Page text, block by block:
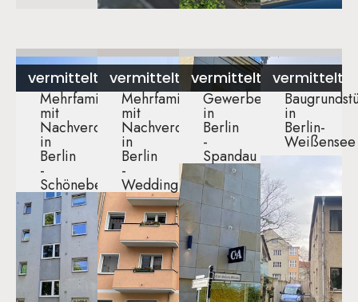
vermittelt
Mehrfamilienhaus
mit
Nachverdichtung
in
Berlin
-
Schöneberg​
vermittelt
Mehrfamilienhaus
mit
Nachverdichtung
in
Berlin
-
Wedding​
vermittelt
Gewerbeobjekt
in
Berlin
-
Spandau​
vermittelt
in
Berlin-
Weißensee​